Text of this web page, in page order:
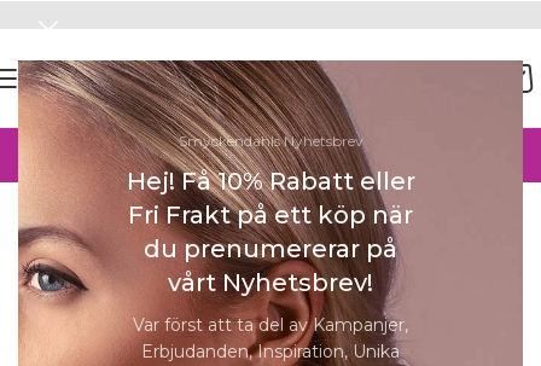
Smyckendahls Nyhetsbrev
Hej! Få 10% Rabatt eller
Fri Frakt på ett köp när
du prenumererar på
vårt Nyhetsbrev!
Var först att ta del av Kampanjer,
Erbjudanden, Inspiration, Unika
SOMMAR-REA HOS SMYCKENDAHLS,
UPP TILL 25%
Ringar Online/Ringar Dam
SOLD
OUT
Förstora